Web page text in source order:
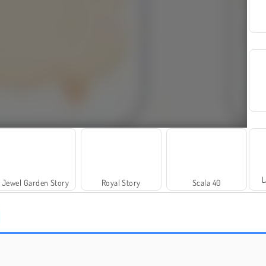
Jewel Garden Story Royal Story Scala 40